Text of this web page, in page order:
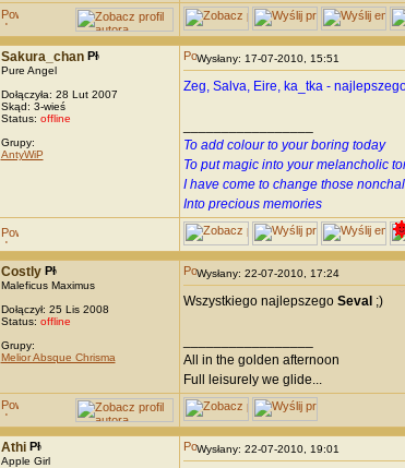
Sakura_chan
Pure Angel
Dołączyła: 28 Lut 2007
Skąd: 3-wieś
Status: offline
Grupy:
AntyWiP
Wysłany: 17-07-2010, 15:51
Zeg, Salva, Eire, ka_tka -
To add colour to your boring today
To put magic into your melancholic
I have come to change those
Into precious memories
Costly
Maleficus Maximus
Dołączył: 25 Lis 2008
Status: offline
Grupy:
Melior Absque Chrisma
Wysłany: 22-07-2010, 17:24
Wszystkiego najlepszego Seval ;)
All in the golden afternoon
Full leisurely we glide...
Athi
Apple Girl
Wysłany: 22-07-2010, 19:01